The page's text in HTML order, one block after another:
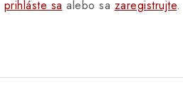
prihláste sa alebo sa zaregistrujte.